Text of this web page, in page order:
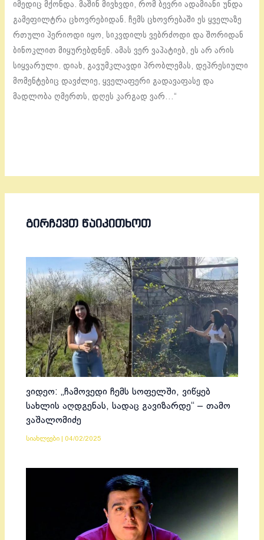
იმედიც მქონდა. მაშინ მივხვდი, რომ ბევრი ადამიანი უნდა
გამეფილტრა ცხოვრებიდან. ჩემს ცხოვრებაში ეს ყველაზე
რთული პერიოდი იყო, სიკვდილს ვებრძოდი და შორიდან
ბინოკლით მიყურებდნენ. ამას ვერ ვაპატიებ, ეს არ არის
სიყვარული. დიახ, გავუმკლავდი პრობლემას, დეპრესიული
მომენტებიც დავძლიე, ყველაფერი გადავაფასე და
მადლობა ღმერთს, დღეს კარგად ვარ…“
ᲒᲘᲠᲩᲔᲕᲗ ᲬᲐᲘᲙᲘᲗᲮᲝᲗ
ვიდეო: „ჩამოვედი ჩემს სოფელში, ვიწყებ
სახლის აღდგენას, სადაც გავიზარდე“ – თამო
ვაშალომიძე
სიახლეები 04/02/2025